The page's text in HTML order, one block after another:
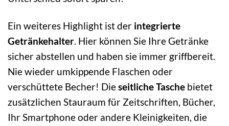
Ein weiteres Highlight ist der integrierte
Getränkehalter. Hier können Sie Ihre Getränke
sicher abstellen und haben sie immer griffbereit.
Nie wieder umkippende Flaschen oder
verschüttete Becher! Dieseitliche Tasche bietet
zusätzlichen Stauraum für Zeitschriften, Bücher,
Ihr Smartphone oder andere Kleinigkeiten, die